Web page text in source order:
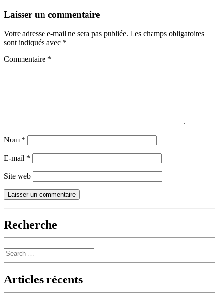
Laisser un commentaire
Votre adresse e-mail ne sera pas publiée. Les champs obligatoires
sont indiqués avec *
Commentaire *
Nom *
E-mail *
Site web
Recherche
Search
Articles récents